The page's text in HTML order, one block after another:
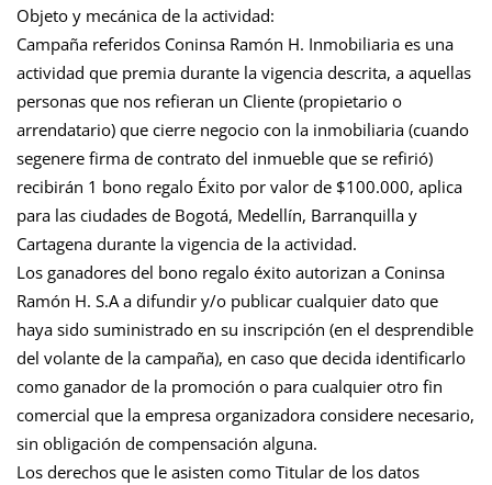
Objeto y mecánica de la actividad:
Campaña referidos Coninsa Ramón H. Inmobiliaria es una
actividad que premia durante la vigencia descrita, a aquellas
personas que nos refieran un Cliente (propietario o
arrendatario) que cierre negocio con la inmobiliaria (cuando
segenere firma de contrato del inmueble que se refirió)
recibirán 1 bono regalo Éxito por valor de $100.000, aplica
para las ciudades de Bogotá, Medellín, Barranquilla y
Cartagena durante la vigencia de la actividad.
Los ganadores del bono regalo éxito autorizan a Coninsa
Ramón H. S.A a difundir y/o publicar cualquier dato que
haya sido suministrado en su inscripción (en el desprendible
del volante de la campaña), en caso que decida identificarlo
como ganador de la promoción o para cualquier otro fin
comercial que la empresa organizadora considere necesario,
sin obligación de compensación alguna.
Los derechos que le asisten como Titular de los datos